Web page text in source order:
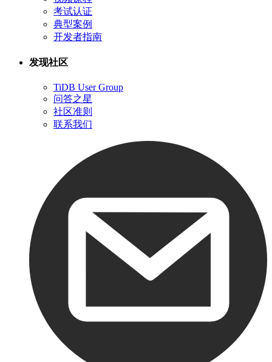
考试认证
典型案例
开发者指南
发现社区
TiDB User Group
问答之星
社区准则
联系我们